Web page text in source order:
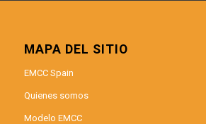
MAPA DEL SITIO
EMCC Spain
Quienes somos
Modelo EMCC